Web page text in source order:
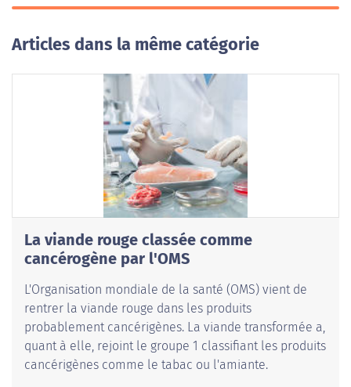
Articles dans la même catégorie
La viande rouge classée comme
cancérogène par l'OMS
L'Organisation mondiale de la santé (OMS) vient de
rentrer la viande rouge dans les produits
probablement cancérigènes. La viande transformée a,
quant à elle, rejoint le groupe 1 classifiant les produits
cancérigènes comme le tabac ou l'amiante.